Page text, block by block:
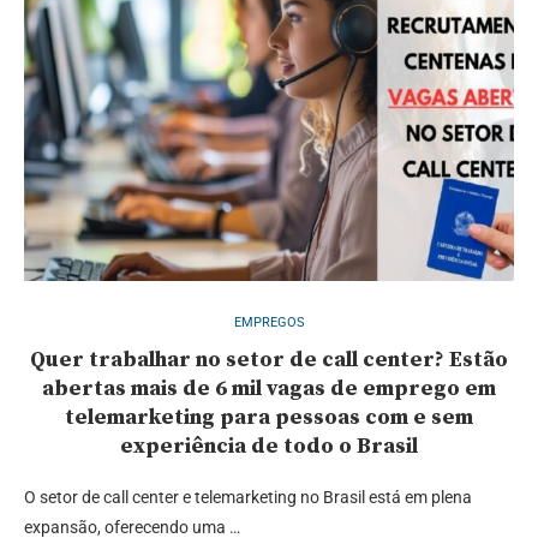
EMPREGOS
Quer trabalhar no setor de call center? Estão
abertas mais de 6 mil vagas de emprego em
telemarketing para pessoas com e sem
experiência de todo o Brasil
O setor de call center e telemarketing no Brasil está em plena
expansão, oferecendo uma …